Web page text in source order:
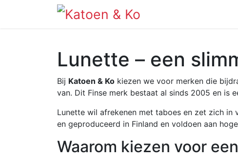
Lunette – een
Bij Katoen & Ko kiezen we voor merken die
van. Dit Finse merk bestaat al sinds 2005 en is
Lunette wil afrekenen met taboes en zet zich
en geproduceerd in Finland en voldoen aan
Waarom kiezen voor